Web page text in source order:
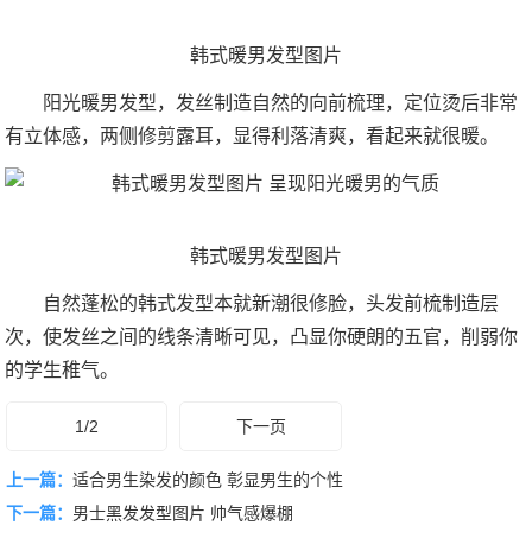
韩式暖男发型图片
阳光暖男发型，发丝制造自然的向前梳理，定位烫后非常
有立体感，两侧修剪露耳，显得利落清爽，看起来就很暖。
韩式暖男发型图片
自然蓬松的韩式发型本就新潮很修脸，头发前梳制造层
次，使发丝之间的线条清晰可见，凸显你硬朗的五官，削弱你
的学生稚气。
1/2 下一页
上一篇： 适合男生染发的颜色 彰显男生的个性
下一篇： 男士黑发发型图片 帅气感爆棚